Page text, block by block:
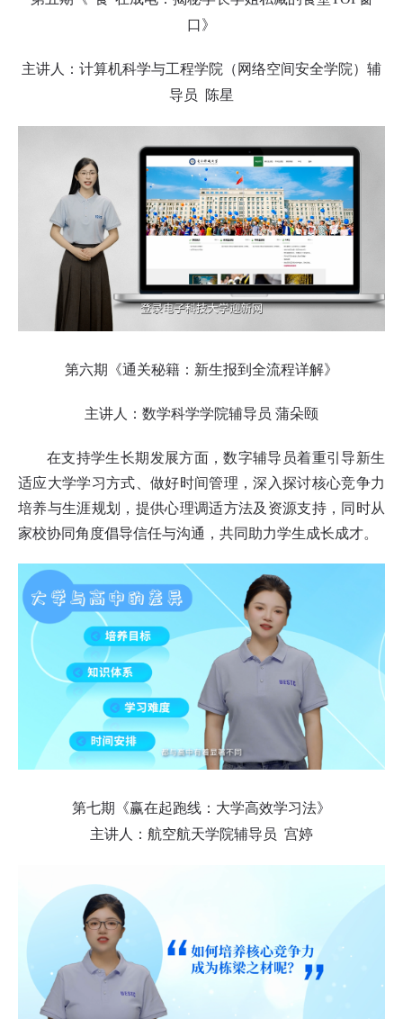
口》
主讲人：计算机科学与工程学院（网络空间安全学院）辅
导员 陈星
第六期《通关秘籍：新生报到全流程详解》
主讲人：数学科学学院辅导员 蒲朵颐
在支持学生长期发展方面，数字辅导员着重引导新生
适应大学学习方式、做好时间管理，深入探讨核心竞争力
培养与生涯规划，提供心理调适方法及资源支持，同时从
家校协同角度倡导信任与沟通，共同助力学生成长成才。
第七期《赢在起跑线：大学高效学习法》
主讲人：航空航天学院辅导员 宫婷